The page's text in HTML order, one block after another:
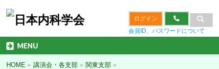
ログイン
会員ID、パスワードについて
MENU
HOME » 講演会・各支部 » 関東支部 »